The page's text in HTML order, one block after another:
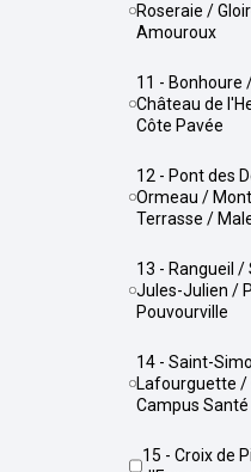
Roseraie /
Amouroux
11 - Bonhoure / Guilheméry /
Château de
Côte Pavée
12 - Pont des Demoiselles /
Ormeau /
Terrasse /
13 - Rangueil / Sauzelong /
Jules-Julien /
Pouvourville
14 - Saint-Simon /
Lafourguette /
Campus
15 - Croix de Pierre / Route